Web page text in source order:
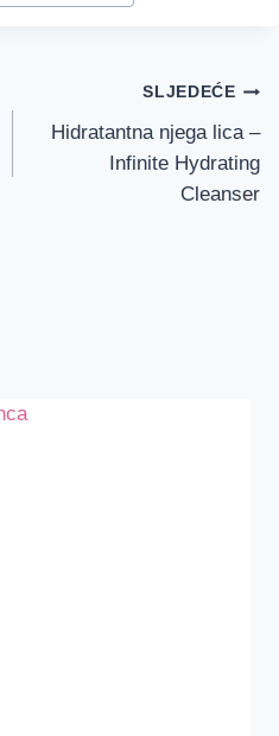
SLJEDEĆE
Hidratantna njega lica –
Infinite Hydrating
Cleanser